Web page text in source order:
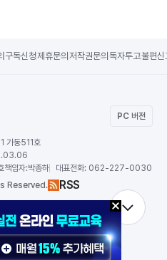
구독신청제휴문의 저작권문의 독자투고불편신
PC 버전
가동511호
책임자:박종하 대표전화: 062-227-0030
Reserved. RSS